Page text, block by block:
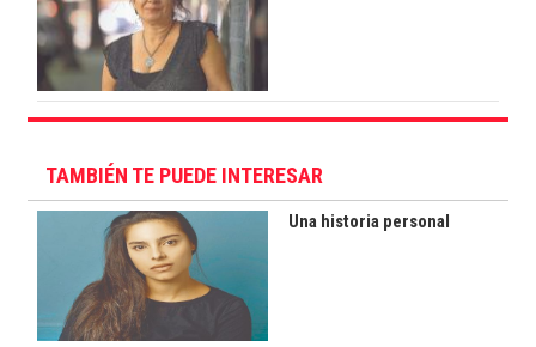
TAMBIÉN TE PUEDE INTERESAR
Una historia personal